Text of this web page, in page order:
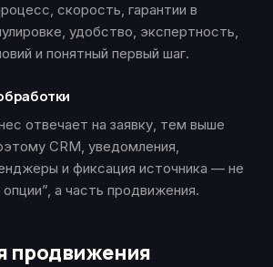
скорость, гарантии в
удобство, экспертность,
и понятный первый шаг.
отвечает на заявку, тем выше
CRM, уведомления,
и фиксация источника — не
а часть продвижения.
продвижения